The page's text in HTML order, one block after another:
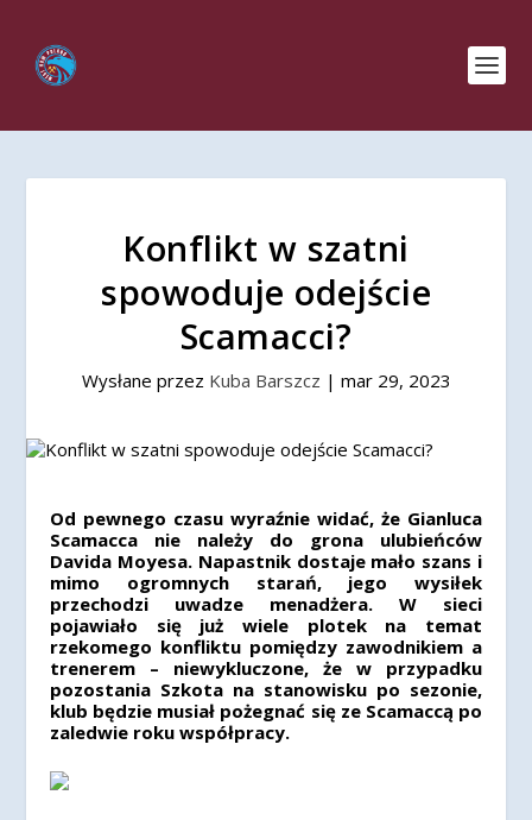
Konflikt w szatni
spowoduje odejście
Scamacci?
Wysłane przez Kuba Barszcz | mar 29, 2023
Od pewnego czasu wyraźnie widać, że Gianluca
Scamacca nie należy do grona ulubieńców
Davida Moyesa. Napastnik dostaje mało szans i
mimo ogromnych starań, jego wysiłek
przechodzi uwadze menadżera. W sieci
pojawiało się już wiele plotek na temat
rzekomego konfliktu pomiędzy zawodnikiem a
trenerem – niewykluczone, że w przypadku
pozostania Szkota na stanowisku po sezonie,
klub będzie musiał pożegnać się ze Scamaccą po
zaledwie roku współpracy.